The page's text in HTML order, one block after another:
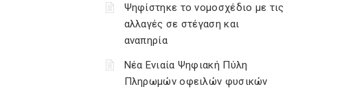
Ψηφίστηκε το νομοσχέδιο με τις
αλλαγές σε στέγαση και
αναπηρία
Νέα Ενιαία Ψηφιακή Πύλη
Πληρωμών οφειλών φυσικών